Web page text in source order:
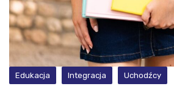
Edukacja Integracja Uchodźcy